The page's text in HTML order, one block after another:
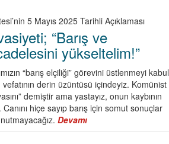
5 Mayıs 2025 Tarihli Açıklaması
“Barış ve
yükseltelim!”
“barış elçiliği” görevini üstlenmeyi kabul
vefatının derin üzüntüsü içindeyiz. Komünist
demiştir ama yastayız, onun kaybının
hiçe sayıp barış için somut sonuçlar
Devamı
Sırrı